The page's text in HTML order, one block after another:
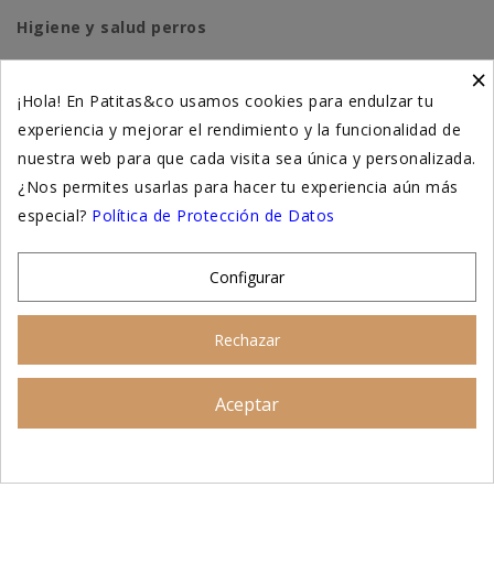
Higiene y salud perros
Suplementación natural
Otros
×
¡Hola! En Patitas&co usamos cookies para endulzar tu
experiencia y mejorar el rendimiento y la funcionalidad de
nuestra web para que cada visita sea única y personalizada.
¿Nos permites usarlas para hacer tu experiencia aún más
especial? Política de Protección de Datos
Configurar
Rechazar
Aceptar